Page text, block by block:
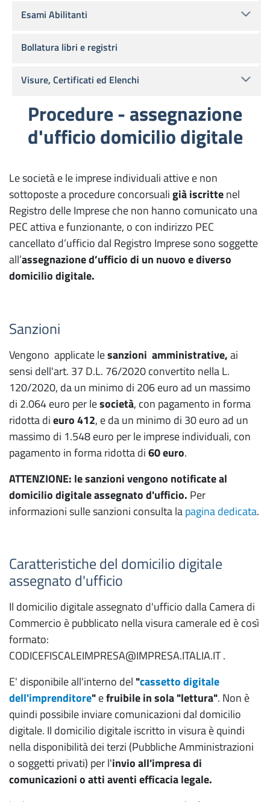
Procedure - assegnazione
d'ufficio domicilio digitale
Le società e le imprese individuali attive e non
sottoposte a procedure concorsualigià iscrittenel
Registro delle Imprese che non hanno comunicato una
PEC attiva e funzionante, o con indirizzo PEC
cancellato d’ufficio dal Registro Imprese sono soggette
all’assegnazione d’ufficio di un nuovo e diverso
domicilio digitale.
Sanzioni
Vengono applicate lesanzioni amministrative,ai
sensi dell'art. 37 D.L. 76/2020 convertito nella L.
120/2020, da un minimo di 206 euro ad un massimo
di 2.064 euro per lesocietà, con pagamento in forma
ridotta dieuro 412, e da un minimo di 30 euro ad un
massimo di 1.548 euro per le imprese individuali, con
pagamento in forma ridotta di60 euro.
ATTENZIONE: le sanzioni vengono notificate al
domicilio digitale assegnato d'ufficio. Per
informazioni sulle sanzioni consulta lapagina dedicata.
Caratteristiche del domicilio digitale
assegnato d'ufficio
Il domicilio digitale assegnato d'ufficio dalla Camera di
Commercio è pubblicato nella visura camerale ed è così
formato:
CODICEFISCALEIMPRESA@IMPRESA.ITALIA.IT .
E' disponibile all'interno del "cassetto digitale
dell'imprenditore"efruibile in sola "lettura". Non è
quindi possibile inviare comunicazioni dal domicilio
digitale. Il domicilio digitale iscritto in visura è quindi
nella disponibilità dei terzi (Pubbliche Amministrazioni
o soggetti privati) per l'invio all'impresa di
comunicazioni o atti aventi efficacia legale.
Esami Abilitanti
Bollatura libri e registri
Visure, Certificati ed Elenchi